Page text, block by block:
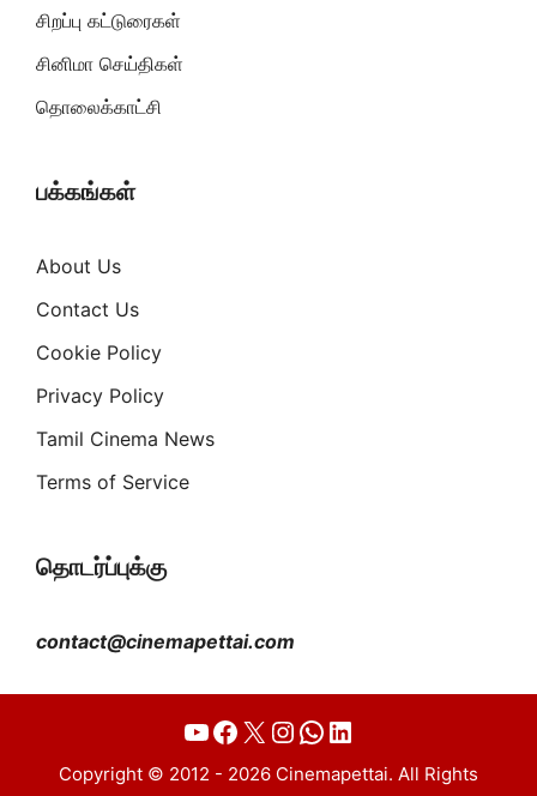
சிறப்பு கட்டுரைகள்
சினிமா செய்திகள்
தொலைக்காட்சி
பக்கங்கள்
About Us
Contact Us
Cookie Policy
Privacy Policy
Tamil Cinema News
Terms of Service
தொடர்ப்புக்கு
contact@cinemapettai.com
YouTube
Facebook
X Instagram
WhatsApp
LinkedIn
Copyright © 2012 - 2026 Cinemapettai. All Rights